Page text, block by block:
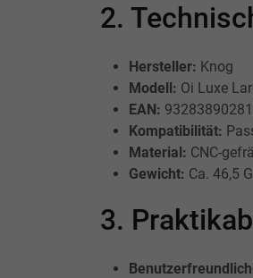
2.
Hersteller: Knog
Modell: Oi Luxe
EAN:
Kompatibilität:
Material: CNC-
Gewicht: Ca. 46,5
3.